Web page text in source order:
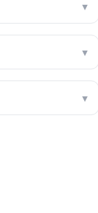
▾
▾
▾